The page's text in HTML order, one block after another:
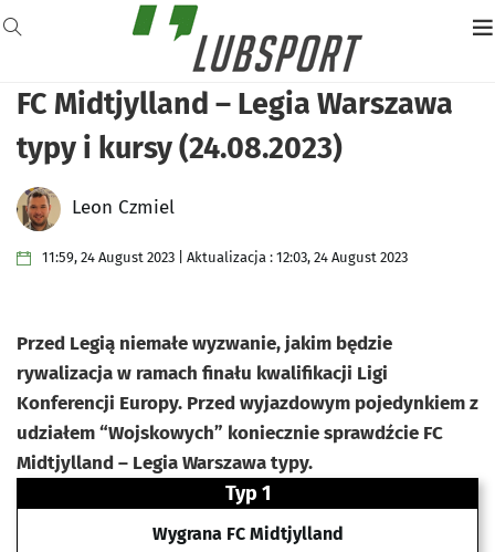
FC Midtjylland – Legia Warszawa
typy i kursy (24.08.2023)
Leon Czmiel
11:59, 24 August 2023 | Aktualizacja : 12:03, 24 August 2023
Przed Legią niemałe wyzwanie, jakim będzie
rywalizacja w ramach finału kwalifikacji Ligi
Konferencji Europy. Przed wyjazdowym pojedynkiem z
udziałem “Wojskowych” koniecznie sprawdźcie FC
Midtjylland – Legia Warszawa typy.
Typ 1
Wygrana FC Midtjylland